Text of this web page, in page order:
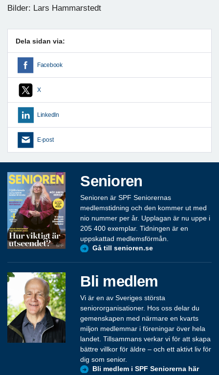
Bilder: Lars Hammarstedt
Dela sidan via:
Facebook
X
LinkedIn
E-post
Senioren
Senioren är SPF Seniorernas
medlemstidning och den kommer ut med
nio nummer per år. Upplagan är nu uppe i
205 400 exemplar. Tidningen är en
uppskattad medlemsförmån.
Gå till senioren.se
Bli medlem
Vi är en av Sveriges största
seniororganisationer. Hos oss delar du
gemenskapen med närmare en kvarts
miljon medlemmar i föreningar över hela
landet. Tillsammans verkar vi för att skapa
bättre villkor för äldre – och ett aktivt liv för
dig som senior.
Bli medlem i SPF Seniorerna här